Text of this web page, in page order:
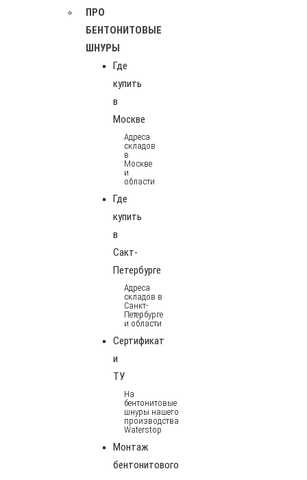
ПРО
БЕНТОНИТОВЫЕ
ШНУРЫ
Где
купить
в
Москве
Адреса
складов
в
Москве
и
области
Где
купить
в
Сакт-
Петербурге
Адреса
складов в
Санкт-
Петербурге
и области
Сертификат
и
ТУ
На
бентонитовые
шнуры нашего
производства
Waterstop
Монтаж
бентонитового